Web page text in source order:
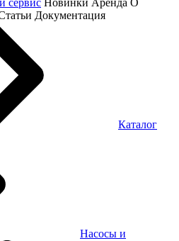
сервис Новинки Аренда О
Документация
Каталог
Насосы и